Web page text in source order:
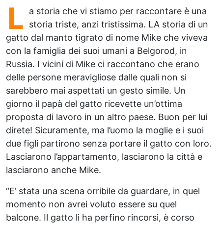
L
a storia che vi stiamo per raccontare è una
storia triste, anzi tristissima. LA storia di un
gatto dal manto tigrato di nome Mike che viveva
con la famiglia dei suoi umani a Belgorod, in
Russia. I vicini di Mike ci raccontano che erano
delle persone meravigliose dalle quali non si
sarebbero mai aspettati un gesto simile. Un
giorno il papà del gatto ricevette un’ottima
proposta di lavoro in un altro paese. Buon per lui
direte! Sicuramente, ma l’uomo la moglie e i suoi
due figli partirono senza portare il gatto con loro.
Lasciarono l’appartamento, lasciarono la città e
lasciarono anche Mike.
“E’ stata una scena orribile da guardare, in quel
momento non avrei voluto essere su quel
balcone. Il gatto li ha perfino rincorsi, è corso